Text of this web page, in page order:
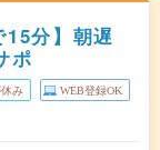
分】朝遅
ポ
み WEB登録OK